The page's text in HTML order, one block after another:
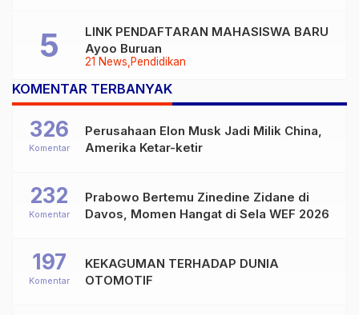
21 News Pendidikan
LINK PENDAFTARAN MAHASISWA BARU
Ayoo Buruan
KOMENTAR TERBANYAK
Perusahaan Elon Musk Jadi Milik China,
Amerika Ketar-ketir
326
Komentar
Prabowo Bertemu Zinedine Zidane di
Davos, Momen Hangat di Sela WEF 2026
232
Komentar
KEKAGUMAN TERHADAP DUNIA
OTOMOTIF
197
Komentar